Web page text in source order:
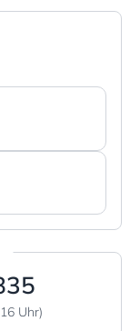
Uhr)